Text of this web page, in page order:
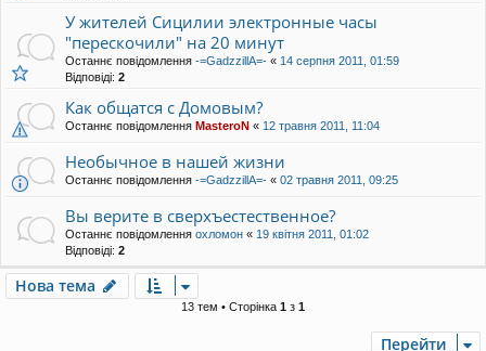
У жителей Сицилии электронные часы
"перескочили" на 20 минут
Останнє повідомлення -=GadzzillA=- « 14 серпня 2011, 01:59
Відповіді: 2
Как общатся с Домовым?
Останнє повідомлення MasteroN « 12 травня 2011, 11:04
Необычное в нашей жизни
Останнє повідомлення -=GadzzillA=- « 02 травня 2011, 09:25
Вы верите в сверхъестественное?
Останнє повідомлення охломон « 19 квітня 2011, 01:02
Відповіді: 2
Нова тема
13 тем • Сторінка 1 з 1
Перейти